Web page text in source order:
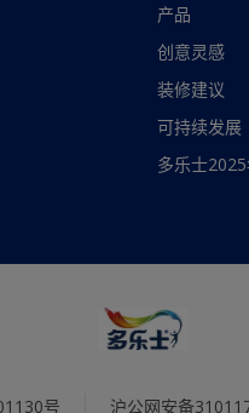
产品
创意灵感
装修建议
可持续发展
多乐士
号 沪公网安备